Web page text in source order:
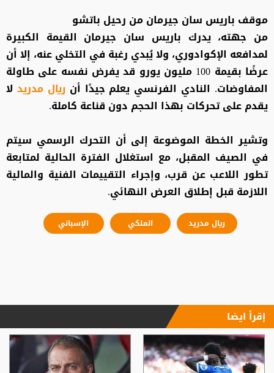
موقف باريس سان جيرمان من رحيل باتشو
من جهته، يدرك باريس سان جيرمان القيمة الكبيرة
لمدافعه الإكوادوري، ولا يُبدي رغبة في التخلي عنه، إلا أن
عرضًا بقيمة 100 مليون يورو قد يفرض نفسه على طاولة
المفاوضات. النادي الفرنسي يعلم جيدًا أن ريال مدريد لا
يقدم على تحركات بهذا الحجم دون قناعة كاملة.
وتشير الخطة الموضوعة إلى أن التحرك الرسمي سيتم
في الصيف المقبل، مع استغلال الفترة الحالية لمتابعة
تطور اللاعب عن قرب، وإجراء التقييمات الفنية والمالية
اللازمة قبل إطلاق العرض النهائي.
ريال مدريد الملكي الإسباني
إقرأ ايضا